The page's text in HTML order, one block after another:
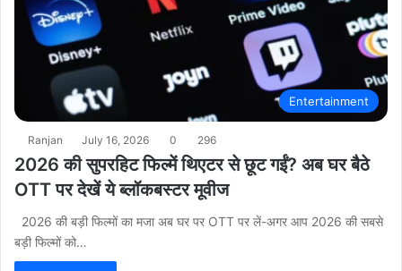
Entertainment
Ranjan July 16, 2026 0 296
2026 की सुपरहिट फिल्में थिएटर से छूट गईं? अब घर बैठे
OTT पर देखें ये ब्लॉकबस्टर मूवीज
2026 की बड़ी फिल्मों का मजा अब घर पर OTT पर लें-अगर आप 2026 की सबसे
बड़ी फिल्मों को…